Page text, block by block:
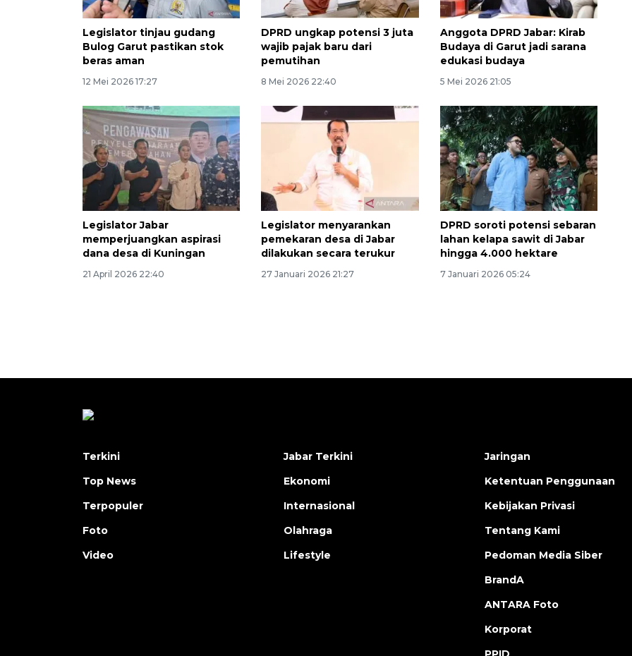
Legislator tinjau gudang
Bulog Garut pastikan stok
beras aman
12 Mei 2026 17:27
DPRD ungkap potensi 3 juta
wajib pajak baru dari
pemutihan
8 Mei 2026 22:40
Anggota DPRD Jabar: Kirab
Budaya di Garut jadi sarana
edukasi budaya
5 Mei 2026 21:05
Legislator Jabar
memperjuangkan aspirasi
dana desa di Kuningan
21 April 2026 22:40
Legislator menyarankan
pemekaran desa di Jabar
dilakukan secara terukur
27 Januari 2026 21:27
DPRD soroti potensi sebaran
lahan kelapa sawit di Jabar
hingga 4.000 hektare
7 Januari 2026 05:24
Vaksin HPV untuk siswa laki-
Terkini
Top News
Terpopuler
Foto
Video
Jabar Terkini
Ekonomi
Internasional
Olahraga
Lifestyle
Jaringan
Ketentuan Penggunaan
Kebijakan Privasi
Tentang Kami
Pedoman Media Siber
BrandA
ANTARA Foto
Korporat